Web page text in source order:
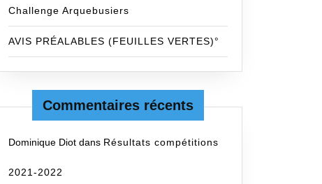
Challenge Arquebusiers
AVIS PRÉALABLES (FEUILLES VERTES)°
Commentaires récents
Dominique Diot dans Résultats compétitions
2021-2022